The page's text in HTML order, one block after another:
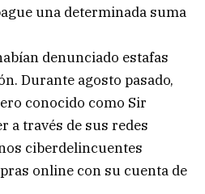
una determinada suma
denunciado estafas
Durante agosto pasado,
conocido como Sir
a través de sus redes
ciberdelincuentes
online con su cuenta de